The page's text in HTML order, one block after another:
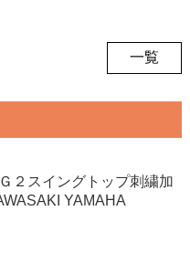
一覧
２スイングトップ刺繍加
YAMAHA